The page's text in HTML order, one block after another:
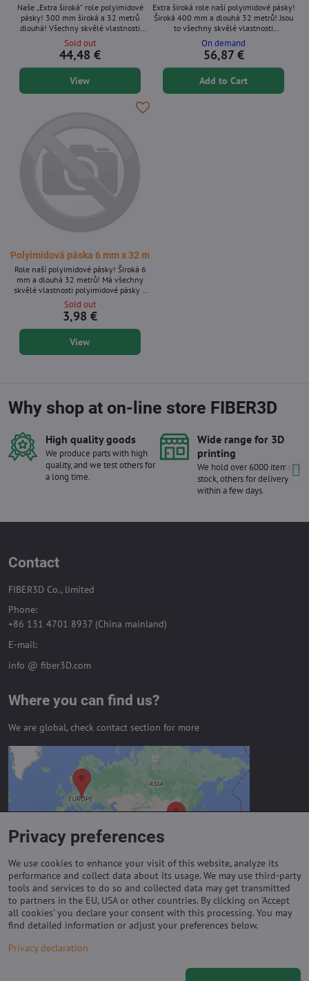
Naše „Extra široká“ role polyimidové
pásky! 300 mm široká a 32 metrů
dlouhá! Všechny skvělé vlastnosti
polyimidové pásky v extra široké roli,
která v mžiku pokryje stavební povrchy
3D tiskáren. Skvělá pro vyhřívané
aplikace, izolaci elektrických spojů a
Rozměry: 300 mm x 32 m * Skvělé pro
vyhřívané aplikace, izolaci elektrických
spojů a topných prvků *...
Sold out
44,48 €
View
Extra široká role naší polyimidové pásky!
Široká 400 mm a dlouhá 32 metrů! Jsou
to všechny skvělé vlastnosti
polyimidové pásky v extra široké roli,
která bleskově pokryje stavební plochy
3D tiskáren. Skvělé pro vyhřívané
aplikace a izolaci elektrických spojů a
topných těles. **Specifikace produktu:** *
Rozměry: 400 mm x 32 m * Skvělé pro
On demand
56,87 €
Add to Cart
Polyimidová páska 6 mm x 32 m
Role naší polyimidové pásky! Široká 6
mm a dlouhá 32 metrů! Má všechny
skvělé vlastnosti polyimidové pásky v
jedné roli. Skvělá pro aplikace za tepla a
pro izolaci elektrických spojů a topných
těles. Má spoustu využití a po odstranění
se snadno čistí. Tato páska je široká 6
mm a role je dlouhá 32 metrů.
Pravděpodobně se jedná o dostatek
Sold out
3,98 €
View
Why shop at on-line store FIBER3D
High quality goods
We produce parts with high
quality, and we test others for
a long time.
Wide range for 3D
printing
We hold over 6000 items in
stock, others for delivery
within a few days.
Contact
FIBER3D Co., limited
Phone:
+86 131 4701 8937 (China mainland)
E-mail:
info @ fiber3D.com
Where you can find us?
We are global, check contact section for more
External content is blocked by
Privacy options
Do you want to load external content?
Allow always - agree with cookie type:
Important links
Privacy preferences
We use cookies to enhance your visit of this website, analyze its
performance and collect data about its usage. We may use third-party
tools and services to do so and collected data may get transmitted
to partners in the EU, USA or other countries. By clicking on 'Accept
all cookies' you declare your consent with this processing. You may
find detailed information or adjust your preferences below.
Privacy declaration